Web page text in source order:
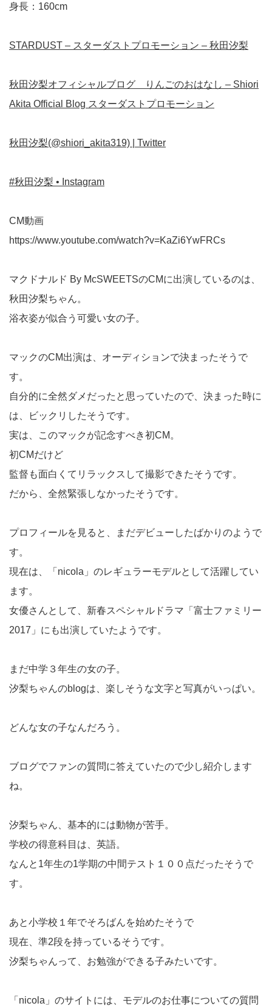
身長：160cm
STARDUST – スターダストプロモーション – 秋田汐梨
秋田汐梨オフィシャルブログ りんごのおはなし – Shiori
Akita Official Blog スターダストプロモーション
秋田汐梨(@shiori_akita319) | Twitter
#秋田汐梨 • Instagram
CM動画
https://www.youtube.com/watch?v=KaZi6YwFRCs
マクドナルド By McSWEETSのCMに出演しているのは、
秋田汐梨ちゃん。
浴衣姿が似合う可愛い女の子。
マックのCM出演は、オーディションで決まったそうで
す。
自分的に全然ダメだったと思っていたので、決まった時に
は、ビックリしたそうです。
実は、このマックが記念すべき初CM。
初CMだけど
監督も面白くてリラックスして撮影できたそうです。
だから、全然緊張しなかったそうです。
プロフィールを見ると、まだデビューしたばかりのようで
す。
現在は、「nicola」のレギュラーモデルとして活躍してい
ます。
女優さんとして、新春スペシャルドラマ「富士ファミリー
2017」にも出演していたようです。
まだ中学３年生の女の子。
汐梨ちゃんのblogは、楽しそうな文字と写真がいっぱい。
どんな女の子なんだろう。
ブログでファンの質問に答えていたので少し紹介します
ね。
汐梨ちゃん、基本的には動物が苦手。
学校の得意科目は、英語。
なんと1年生の1学期の中間テスト１００点だったそうで
す。
あと小学校１年でそろばんを始めたそうで
現在、準2段を持っているそうです。
汐梨ちゃんって、お勉強ができる子みたいです。
「nicola」のサイトには、モデルのお仕事についての質問